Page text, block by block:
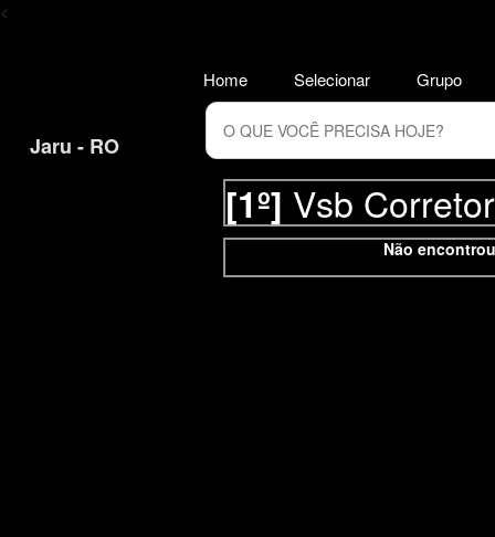
<
Jaru - RO
[1º] Vsb
Não
Home Selecionar Grupo